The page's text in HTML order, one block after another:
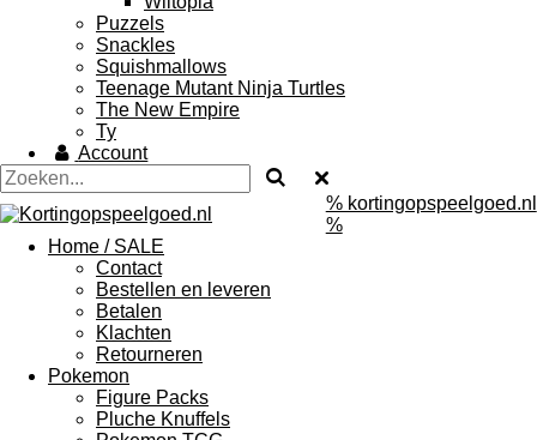
Puzzels
Snackles
Squishmallows
Teenage Mutant Ninja Turtles
The New Empire
Ty
Account
% kortingopspeelgoed.nl
%
Home / SALE
Contact
Bestellen en leveren
Betalen
Klachten
Retourneren
Pokemon
Figure Packs
Pluche Knuffels